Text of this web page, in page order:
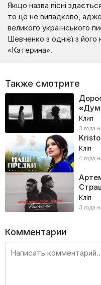
Якщо назва пісні
то це не випадково,
великого українського
Шевченко з однієї з
«Катерина».
Также смотрите
Клип
3 года
Кліп
4 года
Кліп
3 года
Комментарии